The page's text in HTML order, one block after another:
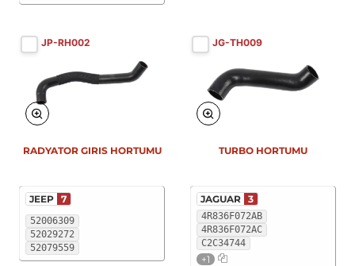
JP-RH002
52006309
52029272
52079559
JEEP 7
RADYATOR GIRIS HORTUMU
JG-TH009
4R836F072AB
4R836F072AC
C2C34744
+1
JAGUAR 3
TURBO HORTUMU